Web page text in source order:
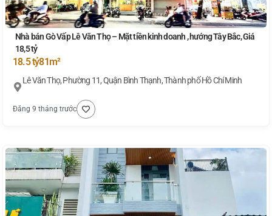
Nhà bán Gò Vấp Lê Văn Thọ – Mặt tiền kinh doanh , hướng Tây Bắc, Giá
18,5 tỷ
18.5 tỷ81m²
Lê Văn Thọ, Phường 11, Quận Bình Thạnh, Thành phố Hồ Chí Minh
Đăng 9 tháng trước